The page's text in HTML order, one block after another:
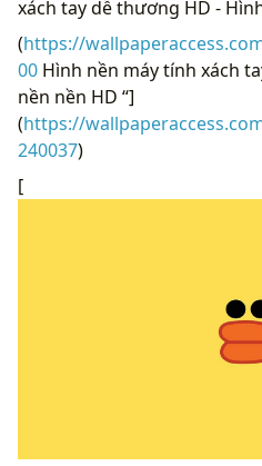
xách tay dễ thương HD -
(https://
00 Hình nền máy tính xách
nền nền HD “]
(https://
240037)
[